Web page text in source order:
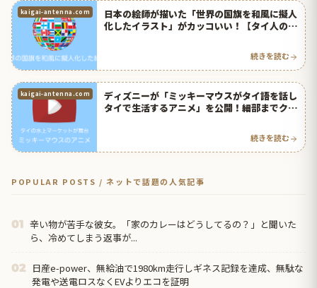
kaigai-antenna.com
日本の絵師が描いた「世界の国旗を和風に擬人
化したイラスト」がカッコいい！【タイ人の反
続きを読む
kaigai-antenna.com
ディズニーが「ミッキーマウスがタイ語を話し
タイで生活するアニメ」を公開！細部までクオ
続きを読む
POPULAR POSTS / ネットで話題の人気記事
01 辛い物が苦手な彼女。「家のカレーはどうしてるの？」と聞いた
ら、冷めてしまう返事が...
02
日産e-power、無給油で1980km走行しギネス記録を達成、無駄な
発電や送電ロスなくEVよりエコを証明